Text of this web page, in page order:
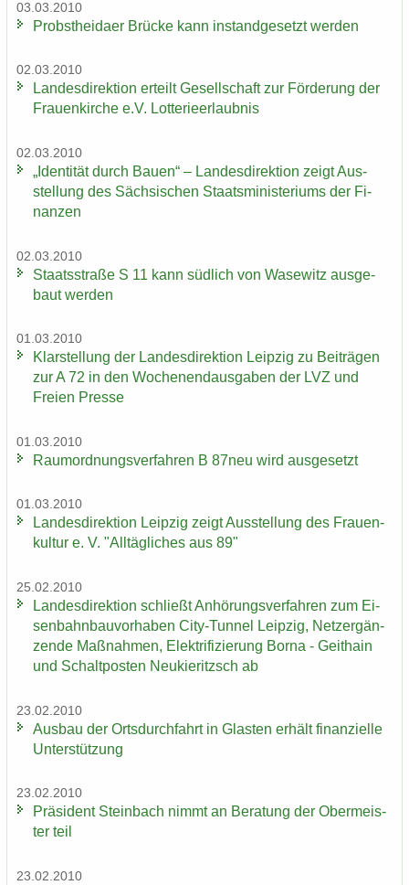
03.03.2010
Probst­hei­da­er Brü­cke kann in­stand­ge­setzt wer­den
02.03.2010
Lan­des­di­rek­ti­on er­teilt Ge­sell­schaft zur För­de­rung der
Frau­en­kir­che e.V. Lot­te­rie­er­laub­nis
02.03.2010
„Iden­ti­tät durch Bauen“ – Lan­des­di­rek­ti­on zeigt Aus­
stel­lung des Säch­si­schen Staats­mi­nis­te­ri­ums der Fi­
nan­zen
02.03.2010
Staats­stra­ße S 11 kann süd­lich von Wase­witz aus­ge­
baut wer­den
01.03.2010
Klar­stel­lung der Lan­des­di­rek­ti­on Leip­zig zu Bei­trä­gen
zur A 72 in den Wo­chen­end­aus­ga­ben der LVZ und
Frei­en Pres­se
01.03.2010
Raum­ord­nungs­ver­fah­ren B 87neu wird aus­ge­setzt
01.03.2010
Lan­des­di­rek­ti­on Leip­zig zeigt Aus­stel­lung des Frau­en­
kul­tur e. V. "All­täg­li­ches aus 89"
25.02.2010
Lan­des­di­rek­ti­on schließt An­hö­rungs­ver­fah­ren zum Ei­
sen­bahn­bau­vor­ha­ben City-​Tunnel Leip­zig, Netz­er­gän­
zen­de Maß­nah­men, Elek­tri­fi­zie­rung Borna - Geit­hain
und Schalt­pos­ten Neu­kie­ritzsch ab
23.02.2010
Aus­bau der Orts­durch­fahrt in Glas­ten er­hält fi­nan­zi­el­le
Un­ter­stüt­zung
23.02.2010
Prä­si­dent Stein­bach nimmt an Be­ra­tung der Ober­meis­
ter teil
23.02.2010